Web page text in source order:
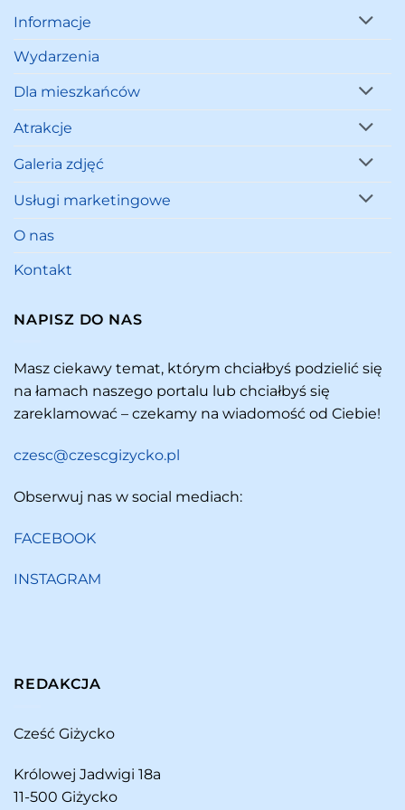
Informacje
Wydarzenia
Dla mieszkańców
Atrakcje
Galeria zdjęć
Usługi marketingowe
O nas
Kontakt
NAPISZ DO NAS
Masz ciekawy temat, którym chciałbyś podzielić się
na łamach naszego portalu lub chciałbyś się
zareklamować – czekamy na wiadomość od Ciebie!
czesc@czescgizycko.pl
Obserwuj nas w social mediach:
FACEBOOK
INSTAGRAM
REDAKCJA
Cześć Giżycko
Królowej Jadwigi 18a
11-500 Giżycko